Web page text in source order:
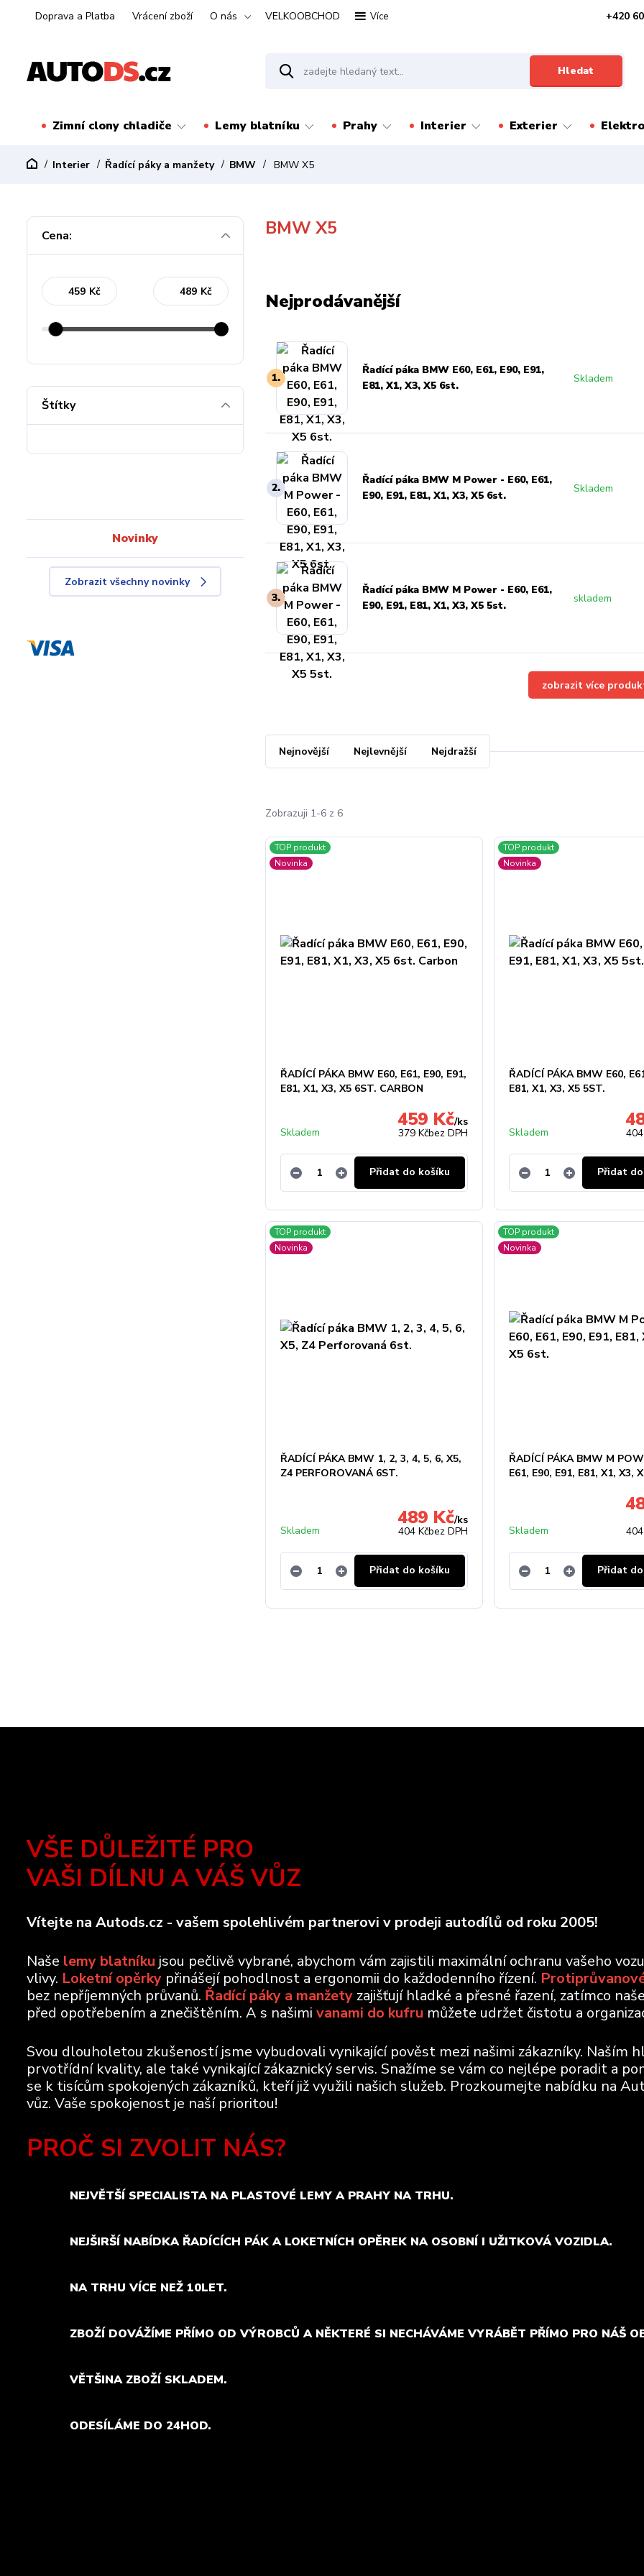
Doprava a Platba Vrácení zboží O nás VELKOOBCHOD Více
Hledat
+420
Zimní clony chladiče Lemy blatníku Prahy Interier Exterier Elektro
Interier Řadící páky a manžety BMW BMW X5
BMW X5
Nejprodávanější
1.
Řadící páka BMW E60, E61, E90, E91,
E81, X1, X3, X5 6st.
Skladem
2.
Řadící páka BMW M Power - E60, E61,
E90, E91, E81, X1, X3, X5 6st.
Skladem
3.
Řadící páka BMW M Power - E60, E61,
E90, E91, E81, X1, X3, X5 5st.
skladem
zobrazit více
Nejnovější Nejlevnější Nejdražší
Zobrazuji 1-6 z 6
TOP produkt
Novinka
ŘADÍCÍ PÁKA BMW E60, E61, E90, E91,
E81, X1, X3, X5 6ST. CARBON
459 Kč/ks
379 Kčbez DPH
Skladem
Přidat do košíku
TOP produkt
Novinka
ŘADÍCÍ PÁKA BMW E60,
E81, X1, X3, X5 5ST.
Skladem
Přidat
TOP produkt
Novinka
ŘADÍCÍ PÁKA BMW 1, 2, 3, 4, 5, 6, X5,
Z4 PERFOROVANÁ 6ST.
489 Kč/ks
404 Kčbez DPH
Skladem
Přidat do košíku
TOP produkt
Novinka
ŘADÍCÍ PÁKA BMW M
E61, E90, E91, E81, X1, X3,
Skladem
Přidat
Cena:
Kč Kč
Štítky
Novinky
Zobrazit všechny novinky
VŠE DŮLEŽITÉ PRO
VAŠI DÍLNU A VÁŠ VŮZ
Vítejte na Autods.cz - vašem spolehlivém partnerovi v prodeji autodílů od roku 2005!
Naše lemy blatníku jsou pečlivě vybrané, abychom vám zajistili maximální ochranu vašeho
vlivy. Loketní opěrky přinášejí pohodlnost a ergonomii do každodenního řízení.
bez nepříjemných průvanů. Řadící páky a manžety zajišťují hladké a přesné řazení, zatímco
před opotřebením a znečištěním. A s našimi vanami do kufru můžete udržet čistotu a
Svou dlouholetou zkušeností jsme vybudovali vynikající pověst mezi našimi zákazníky. Naším
prvotřídní kvality, ale také vynikající zákaznický servis. Snažíme se vám co nejlépe poradit a
se k tisícům spokojených zákazníků, kteří již využili našich služeb. Prozkoumejte nabídku na
vůz. Vaše spokojenost je naší prioritou!
PROČ SI ZVOLIT NÁS?
NEJVĚTŠÍ SPECIALISTA NA PLASTOVÉ LEMY A PRAHY NA TRHU.
NEJŠIRŠÍ NABÍDKA ŘADÍCÍCH PÁK A LOKETNÍCH OPĚREK NA OSOBNÍ I UŽITKOVÁ VOZIDLA.
NA TRHU VÍCE NEŽ 10LET.
ZBOŽÍ DOVÁŽÍME PŘÍMO OD VÝROBCŮ A NĚKTERÉ SI NECHÁVÁME VYRÁBĚT PŘÍMO PRO NÁŠ
VĚTŠINA ZBOŽÍ SKLADEM.
ODESÍLÁME DO 24HOD.